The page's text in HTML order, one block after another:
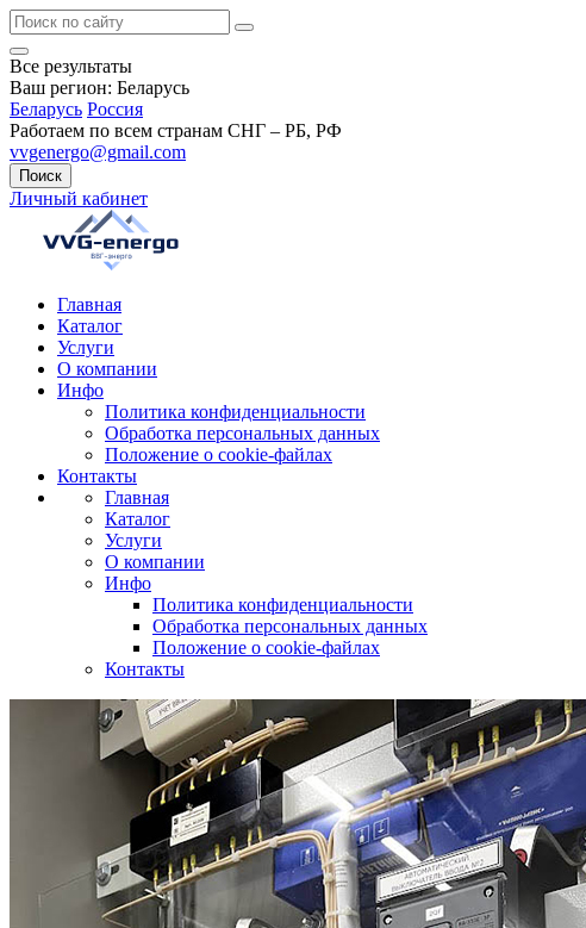
Все результаты
Ваш регион: Беларусь
Беларусь Россия
Работаем по всем странам СНГ – РБ, РФ
vvgenergo@gmail.com
Поиск
Личный кабинет
Главная
Каталог
Услуги
О компании
Инфо
Политика конфиденциальности
Обработка персональных данных
Положение о cookie-файлах
Контакты
Главная
Каталог
Услуги
О компании
Инфо
Политика конфиденциальности
Обработка персональных данных
Положение о cookie-файлах
Контакты